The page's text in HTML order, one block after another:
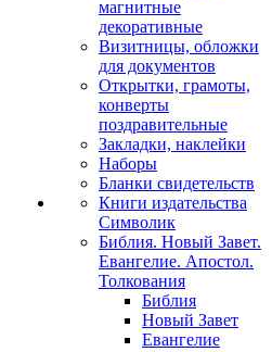
магнитные
декоративные
Визитницы, обложки
для документов
Открытки, грамоты,
конверты
поздравительные
Закладки, наклейки
Наборы
Бланки свидетельств
Книги издательства
Символик
Библия. Новый Завет.
Евангелие. Апостол.
Толкования
Библия
Новый Завет
Евангелие